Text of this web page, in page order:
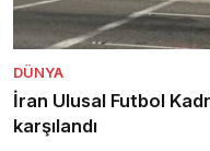
DÜNYA
İran Ulusal Futbol
karşılandı